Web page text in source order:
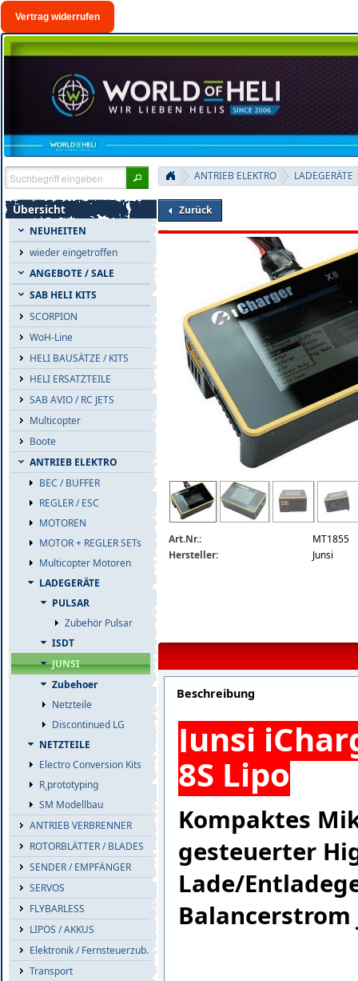
Vertrag widerrufen
Übersicht
NEUHEITEN
wieder eingetroffen
ANGEBOTE / SALE
SAB HELI KITS
SCORPION
WoH-Line
HELI BAUSÄTZE / KITS
HELI ERSATZTEILE
SAB AVIO / RC JETS
Multicopter
Boote
ANTRIEB ELEKTRO
BEC / BUFFER
REGLER / ESC
MOTOREN
MOTOR + REGLER SETs
Multicopter Motoren
LADEGERÄTE
PULSAR
Zubehör Pulsar
ISDT
JUNSI
Zubehoer
Netzteile
Discontinued LG
NETZTEILE
Electro Conversion Kits
R˛prototyping
SM Modellbau
ANTRIEB VERBRENNER
ROTORBLÄTTER / BLADES
SENDER / EMPFÄNGER
SERVOS
FLYBARLESS
LIPOS / AKKUS
Elektronik / Fernsteuerzub.
Transport
ANTRIEB ELEKTRO LADEGERÄTE
Zurück
junsi-x8-charger.jpg
Art.Nr.:
MT1855
Hersteller:
Junsi
Beschreibung
Junsi
8S Lipo
Kompaktes
gesteuerter
Lade/
Balancerstrom